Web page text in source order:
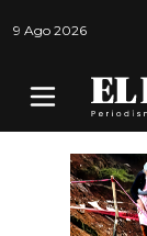
9 Ago 2026